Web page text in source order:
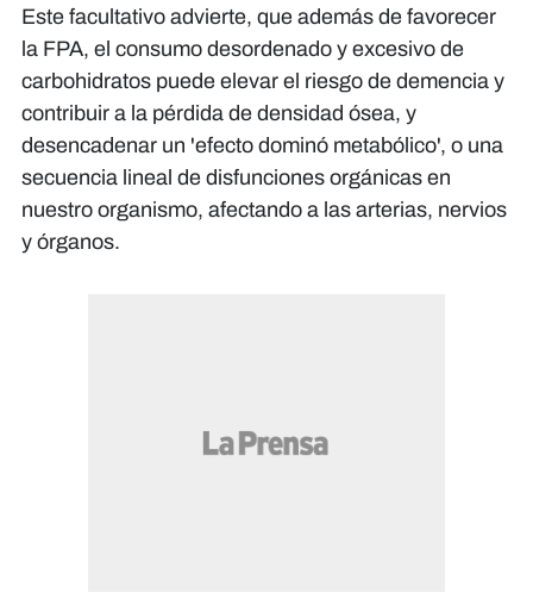
Este facultativo advierte, que además de favorecer
la FPA, el consumo desordenado y excesivo de
carbohidratos puede elevar el riesgo de demencia y
contribuir a la pérdida de densidad ósea, y
desencadenar un 'efecto dominó metabólico', o una
secuencia lineal de disfunciones orgánicas en
nuestro organismo, afectando a las arterias, nervios
y órganos.